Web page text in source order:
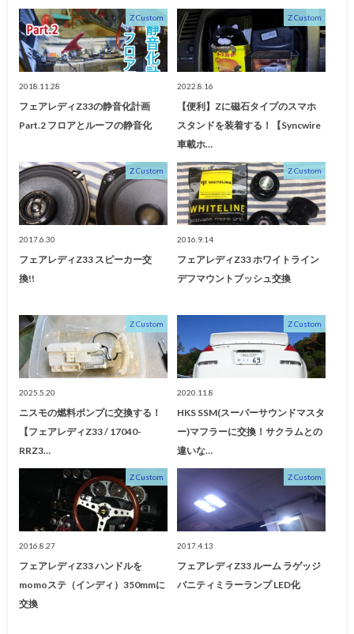
Z Custom
2018.11.28
フェアレディZ33の静音化計画
Part.2 フロアとルーフの静音化
Z Custom
2022.8.16
【便利】Zに磁石タイプのスマホ
スタンドを装着する！【Syncwire
車載ホ…
Z Custom
2017.6.30
フェアレディZ33 スピーカー交
換!!
Z Custom
2016.9.14
フェアレディZ33 ホワイトライン
デフマウントブッシュ交換
Z Custom
2025.5.20
ニスモの燃料ポンプに交換する！
【フェアレディZ33 / 17040-
RRZ3…
Z Custom
2020.11.8
HKS SSM(スーパーサウンドマスタ
ー)マフラーに交換！サクラムとの
違いな…
Z Custom
2016.8.27
フェアレディZ33 ハンドルを
momoステ（インディ）350mmに
交換
Z Custom
2017.4.13
フェアレディZ33 ルーム ラゲッジ
バニティミラーランプ LED化